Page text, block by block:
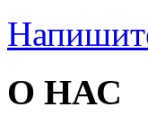
О НАС